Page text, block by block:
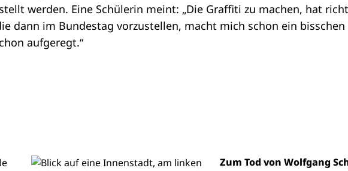
werden. Eine Schülerin meint: „Die Graffiti zu machen, hat
dann im Bundestag vorzustellen, macht mich schon ein
aufgeregt.“
Zum Tod von Wolfgang